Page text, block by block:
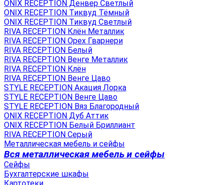
ONIX RECEPTION Денвер Светлый
ONIX RECEPTION Тиквуд Тёмный
ONIX RECEPTION Тиквуд Светлый
RIVA RECEPTION Клён Металлик
RIVA RECEPTION Орех Гварнери
RIVA RECEPTION Белый
RIVA RECEPTION Венге Металлик
RIVA RECEPTION Клён
RIVA RECEPTION Венге Цаво
STYLE RECEPTION Акация Лорка
STYLE RECEPTION Венге Цаво
STYLE RECEPTION Вяз Благородный
ONIX RECEPTION Дуб Аттик
ONIX RECEPTION Белый Бриллиант
RIVA RECEPTION Серый
Металлическая мебель и сейфы
Вся металлическая мебель и сейфы
Сейфы
Бухгалтерские шкафы